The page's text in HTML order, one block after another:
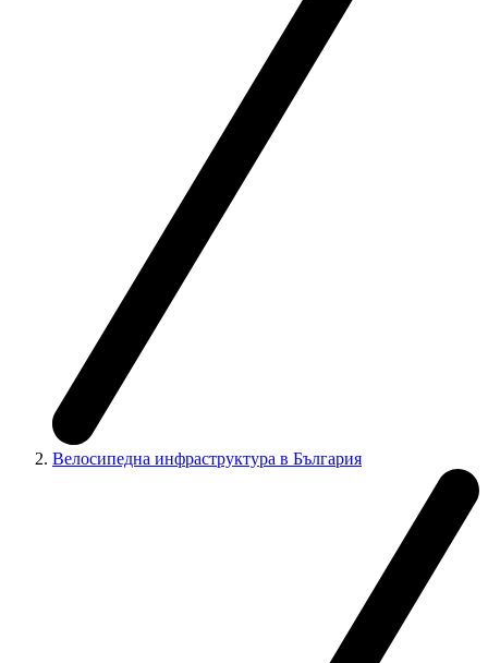
Велосипедна инфраструктура в България